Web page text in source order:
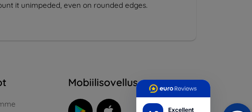
Excellent
it unimpeded, even on rounded edges.
Mobiilisovellus